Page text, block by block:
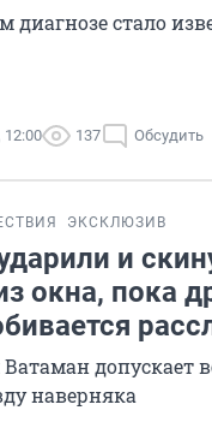
диагнозе стало
137 Обсудить
ЭКСКЛЮЗИВ
и
окна, пока
допускает
наверняка